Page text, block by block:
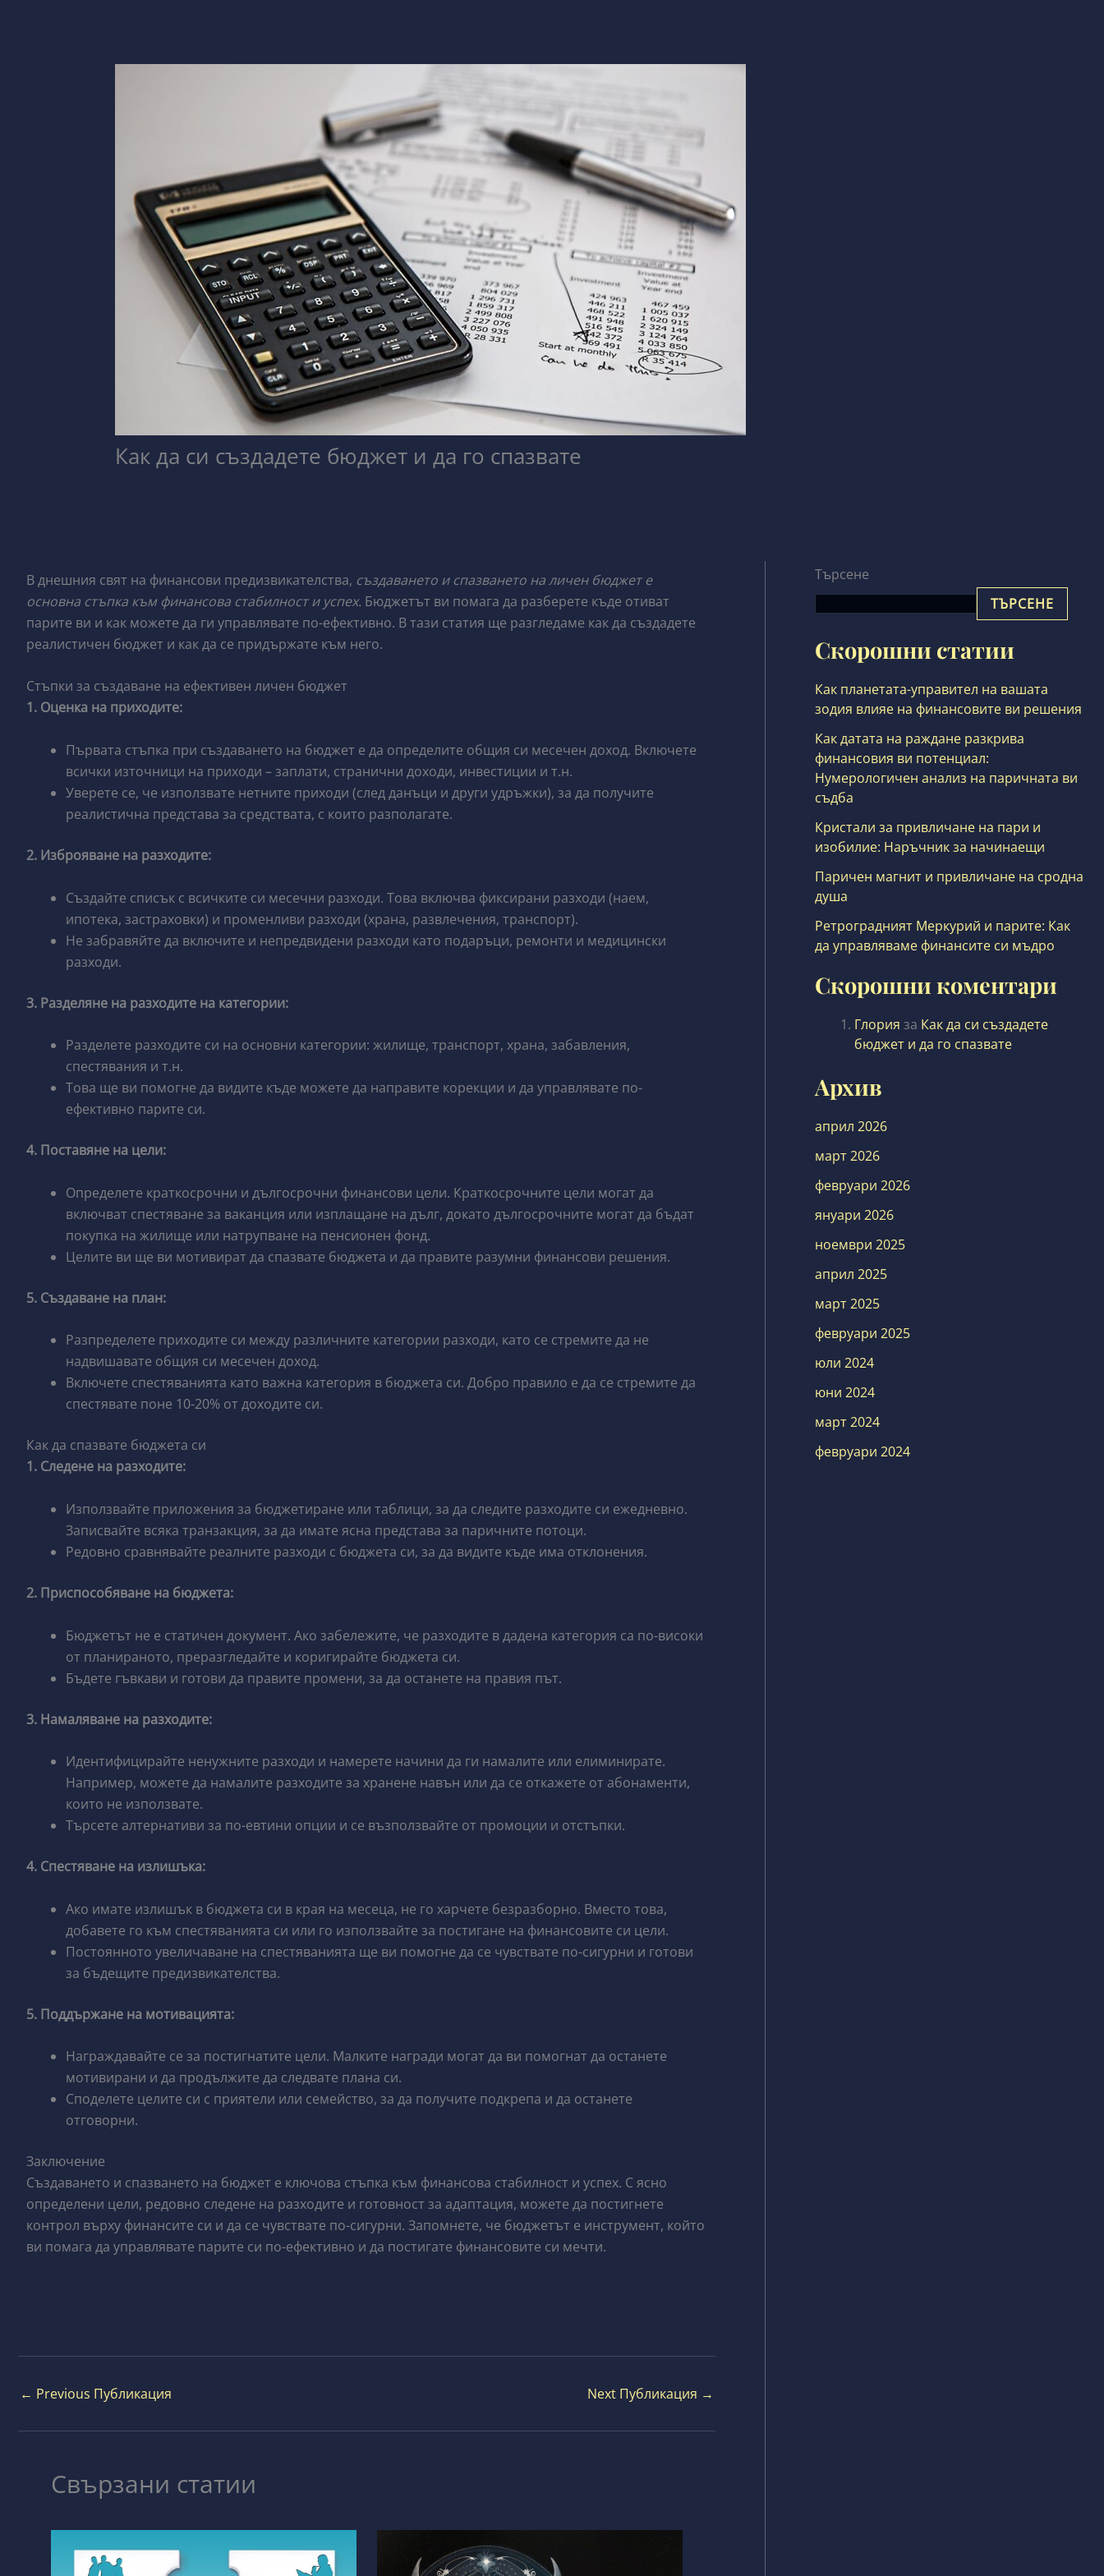
Как да си създадете бюджет и да го спазвате
В днешния свят на финансови предизвикателства, създаването и спазването на личен бюджет е
основна стъпка към финансова стабилност и успех. Бюджетът ви помага да разберете къде отиват
парите ви и как можете да ги управлявате по-ефективно. В тази статия ще разгледаме как да създадете
реалистичен бюджет и как да се придържате към него.
Стъпки за създаване на ефективен личен бюджет
1. Оценка на приходите:
Първата стъпка при създаването на бюджет е да определите общия си месечен доход. Включете
всички източници на приходи – заплати, странични доходи, инвестиции и т.н.
Уверете се, че използвате нетните приходи (след данъци и други удръжки), за да получите
реалистична представа за средствата, с които разполагате.
2. Изброяване на разходите:
Създайте списък с всичките си месечни разходи. Това включва фиксирани разходи (наем,
ипотека, застраховки) и променливи разходи (храна, развлечения, транспорт).
Не забравяйте да включите и непредвидени разходи като подаръци, ремонти и медицински
разходи.
3. Разделяне на разходите на категории:
Разделете разходите си на основни категории: жилище, транспорт, храна, забавления,
спестявания и т.н.
Това ще ви помогне да видите къде можете да направите корекции и да управлявате по-
ефективно парите си.
4. Поставяне на цели:
Определете краткосрочни и дългосрочни финансови цели. Краткосрочните цели могат да
включват спестяване за ваканция или изплащане на дълг, докато дългосрочните могат да бъдат
покупка на жилище или натрупване на пенсионен фонд.
Целите ви ще ви мотивират да спазвате бюджета и да правите разумни финансови решения.
5. Създаване на план:
Разпределете приходите си между различните категории разходи, като се стремите да не
надвишавате общия си месечен доход.
Включете спестяванията като важна категория в бюджета си. Добро правило е да се стремите да
спестявате поне 10-20% от доходите си.
Как да спазвате бюджета си
1. Следене на разходите:
Използвайте приложения за бюджетиране или таблици, за да следите разходите си ежедневно.
Записвайте всяка транзакция, за да имате ясна представа за паричните потоци.
Редовно сравнявайте реалните разходи с бюджета си, за да видите къде има отклонения.
2. Приспособяване на бюджета:
Бюджетът не е статичен документ. Ако забележите, че разходите в дадена категория са по-високи
от планираното, преразгледайте и коригирайте бюджета си.
Бъдете гъвкави и готови да правите промени, за да останете на правия път.
3. Намаляване на разходите:
Идентифицирайте ненужните разходи и намерете начини да ги намалите или елиминирате.
Например, можете да намалите разходите за хранене навън или да се откажете от абонаменти,
които не използвате.
Търсете алтернативи за по-евтини опции и се възползвайте от промоции и отстъпки.
4. Спестяване на излишъка:
Ако имате излишък в бюджета си в края на месеца, не го харчете безразборно. Вместо това,
добавете го към спестяванията си или го използвайте за постигане на финансовите си цели.
Постоянното увеличаване на спестяванията ще ви помогне да се чувствате по-сигурни и готови
за бъдещите предизвикателства.
5. Поддържане на мотивацията:
Награждавайте се за постигнатите цели. Малките награди могат да ви помогнат да останете
мотивирани и да продължите да следвате плана си.
Споделете целите си с приятели или семейство, за да получите подкрепа и да останете
отговорни.
Заключение
Създаването и спазването на бюджет е ключова стъпка към финансова стабилност и успех. С ясно
определени цели, редовно следене на разходите и готовност за адаптация, можете да постигнете
контрол върху финансите си и да се чувствате по-сигурни. Запомнете, че бюджетът е инструмент, който
ви помага да управлявате парите си по-ефективно и да постигате финансовите си мечти.
← Previous Публикация Next Публикация →
Свързани статии
Търсене
ТЪРСЕНЕ
Скорошни статии
Как планетата-управител на вашата
зодия влияе на финансовите ви решения
Как датата на раждане разкрива
финансовия ви потенциал:
Нумерологичен анализ на паричната ви
съдба
Кристали за привличане на пари и
изобилие: Наръчник за начинаещи
Паричен магнит и привличане на сродна
душа
Ретроградният Меркурий и парите: Как
да управляваме финансите си мъдро
Скорошни коментари
Глория за Как да си създадете
бюджет и да го спазвате
Архив
април 2026
март 2026
февруари 2026
януари 2026
ноември 2025
април 2025
март 2025
февруари 2025
юли 2024
юни 2024
март 2024
февруари 2024